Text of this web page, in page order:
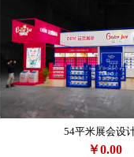
54平米展会设
￥0.00